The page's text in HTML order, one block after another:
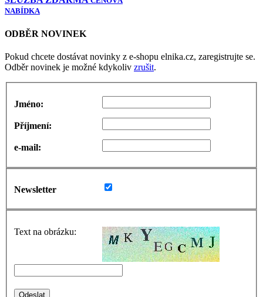
NABÍDKA
ODBĚR NOVINEK
Pokud chcete dostávat novinky z e-shopu elnika.cz, zaregistrujte se.
Odběr novinek je možné kdykoliv zrušit.
Jméno:
Příjmení:
e-mail:
Newsletter
Text na obrázku: